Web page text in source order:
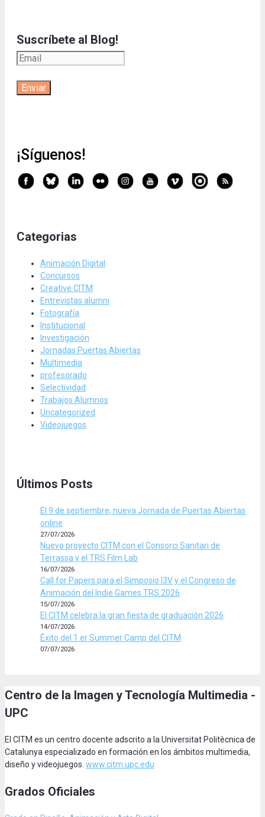
Suscríbete al Blog!
¡Síguenos!
Categorias
Animación Digital
Concursos
Creative CITM
Entrevistas alumni
Fotografía
Institucional
Investigación
Jornadas Puertas Abiertas
Multimedia
profesorado
Selectividad
Trabajos Alumnos
Uncategorized
Videojuegos
Últimos Posts
El 9 de septiembre, nueva Jornada de Puertas Abiertas
online
27/07/2026
Nuevo proyecto CITM con el Consorci Sanitari de
Terrassa y el TRS Film Lab
16/07/2026
Call for Papers para el Simposio I3V y el Congreso de
Animación del Indie Games TRS 2026
15/07/2026
El CITM celebra la gran fiesta de graduación 2026
14/07/2026
Éxito del 1.er Summer Camp del CITM
07/07/2026
Centro de la Imagen y Tecnología Multimedia -
UPC
El CITM es un centro docente adscrito a la Universitat Politècnica de
Catalunya especializado en formación en los ámbitos multimedia,
diseño y videojuegos. www.citm.upc.edu
Grados Oficiales